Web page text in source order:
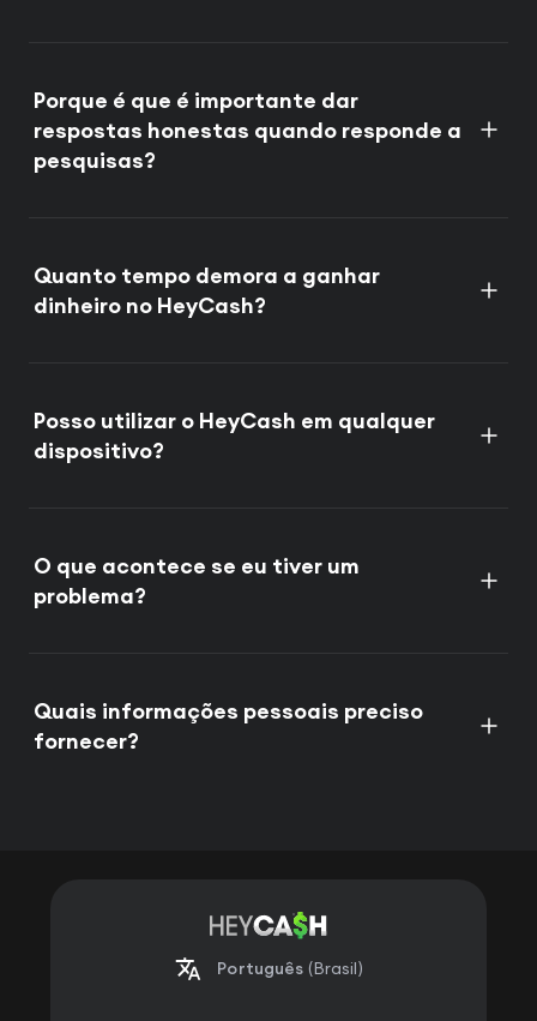
Porque é que é importante dar
respostas honestas quando responde a
pesquisas?
Quanto tempo demora a ganhar
dinheiro no HeyCash?
Posso utilizar o HeyCash em qualquer
dispositivo?
O que acontece se eu tiver um
problema?
Quais informações pessoais preciso
fornecer?
Português (Brasil)